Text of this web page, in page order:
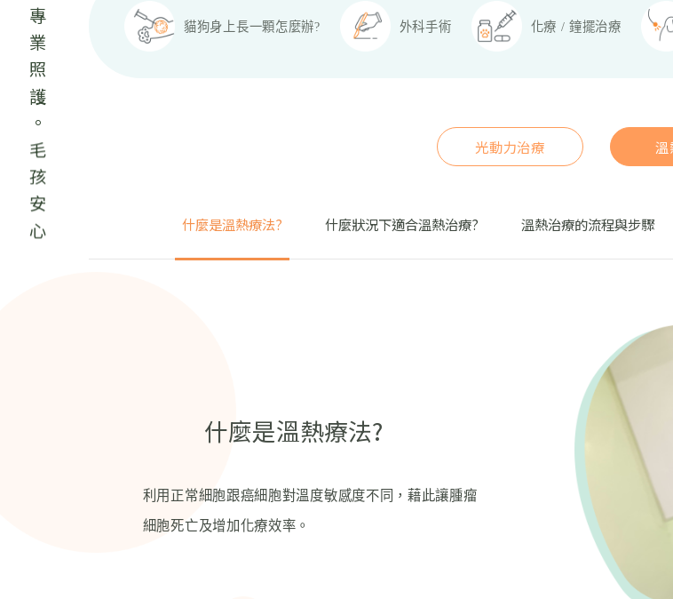
專業照護。毛孩安心 貓狗身上長一顆怎麼辦? 外科手術 化療 / 鐘擺治療
光動力治療 溫
什麼是溫熱療法? 什麼狀況下適合溫熱治療? 溫熱治療的流程與步驟
什麼是溫熱療法?
利用正常細胞跟癌細胞對溫度敏感度不同，藉此讓腫瘤
細胞死亡及增加化療效率。